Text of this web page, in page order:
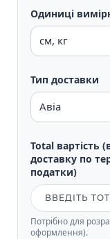
Одиниці
Тип доставки
Total вартість
доставку по
податки)
Потрібно для
оформлення).